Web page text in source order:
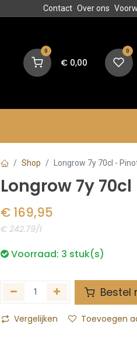
Contact Over ons
0
€ 0,00
0
Shop Longrow 7y 70cl -
Longrow 7y
€ 169,95
€ 242.79/l
Voorraad: 3 stuk(s)
Bestel
Vergelijken Toevoegen